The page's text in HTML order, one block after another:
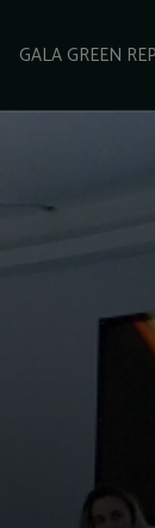
GALA GREEN